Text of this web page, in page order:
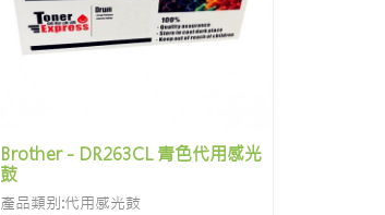
Brother - DR263CL 青色代用感光
鼓
產品類别:代用感光鼓